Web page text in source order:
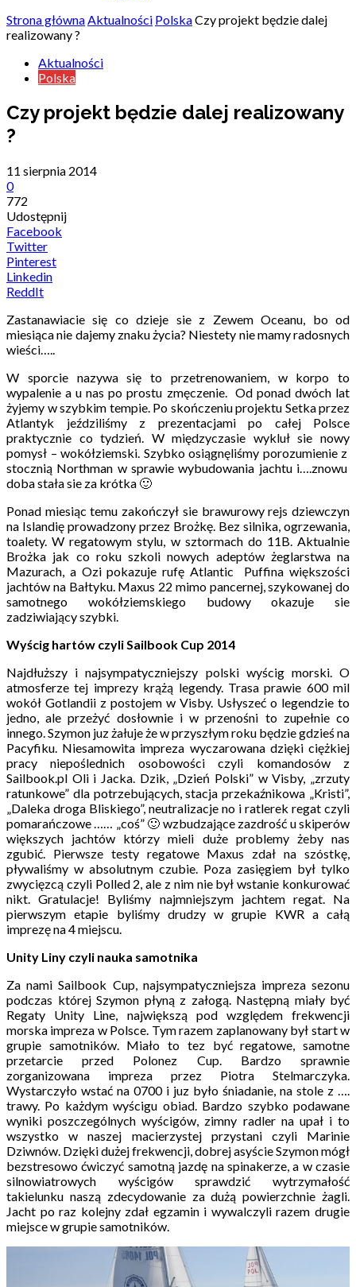
Strona głównaAktualności PolskaCzy projekt będzie dalej
realizowany ?
Aktualności
Polska
Czy projekt będzie dalej realizowany
?
11 sierpnia 2014
0
772
Udostępnij
Facebook
Twitter
Pinterest
Linkedin
ReddIt
Zastanawiacie się co dzieje sie z Zewem Oceanu, bo od
miesiąca nie dajemy znaku życia? Niestety nie mamy radosnych
wieści…..
W sporcie nazywa się to przetrenowaniem, w korpo to
wypalenie a u nas po prostu zmęczenie. Od ponad dwóch lat
żyjemy w szybkim tempie. Po skończeniu projektu Setka przez
Atlantyk jeździliśmy z prezentacjami po całej Polsce
praktycznie co tydzień. W międzyczasie wykluł sie nowy
pomysł – wokółziemski. Szybko osiągnęliśmy porozumienie z
stocznią Northman w sprawie wybudowania jachtu i….znowu
doba stała sie za krótka 🙂
Ponad miesiąc temu zakończył sie brawurowy rejs dziewczyn
na Islandię prowadzony przez Brożkę. Bez silnika, ogrzewania,
toalety. W regatowym stylu, w sztormach do 11B. Aktualnie
Brożka jak co roku szkoli nowych adeptów żeglarstwa na
Mazurach, a Ozi pokazuje rufę Atlantic Puffina większości
jachtów na Bałtyku. Maxus 22 mimo pancernej, szykowanej do
samotnego wokółziemskiego budowy okazuje sie
zadziwiający szybki.
Wyścig hartów czyli Sailbook Cup 2014
Najdłuższy i najsympatyczniejszy polski wyścig morski. O
atmosferze tej imprezy krążą legendy. Trasa prawie 600 mil
wokół Gotlandii z postojem w Visby. Usłyszeć o legendzie to
jedno, ale przeżyć dosłownie i w przenośni to zupełnie co
innego. Szymon juz żałuje że w przyszłym roku będzie gdzieś na
Pacyfiku. Niesamowita impreza wyczarowana dzięki ciężkiej
pracy niepoślednich osobowości czyli komandosów z
Sailbook.pl Oli i Jacka. Dzik, „Dzień Polski” w Visby, „zrzuty
ratunkowe” dla potrzebujących, stacja przekaźnikowa „Kristi”,
„Daleka droga Bliskiego”, neutralizacje no i ratlerek regat czyli
pomarańczowe …… „coś” 🙂 wzbudzające zazdrość u skiperów
większych jachtów którzy mieli duże problemy żeby nas
zgubić. Pierwsze testy regatowe Maxus zdał na szóstkę,
pływaliśmy w absolutnym czubie. Poza zasięgiem był tylko
zwycięzcą czyli Polled 2, ale z nim nie był wstanie konkurować
nikt. Gratulacje! Byliśmy najmniejszym jachtem regat. Na
pierwszym etapie byliśmy drudzy w grupie KWR a całą
imprezę na 4 miejscu.
Unity Liny czyli nauka samotnika
Za nami Sailbook Cup, najsympatyczniejsza impreza sezonu
podczas której Szymon płyną z załogą. Następną miały być
Regaty Unity Line, największą pod względem frekwencji
morska impreza w Polsce. Tym razem zaplanowany był start w
grupie samotników. Miało to tez być regatowe, samotne
przetarcie przed Polonez Cup. Bardzo sprawnie
zorganizowana impreza przez Piotra Stelmarczyka.
Wystarczyło wstać na 0700 i juz było śniadanie, na stole z ….
trawy. Po każdym wyścigu obiad. Bardzo szybko podawane
wyniki poszczególnych wyścigów, zimny radler na upał i to
wszystko w naszej macierzystej przystani czyli Marinie
Dziwnów. Dzięki dużej frekwencji, dobrej asyście Szymon mógł
bezstresowo ćwiczyć samotną jazdę na spinakerze, a w czasie
silnowiatrowych wyścigów sprawdzić wytrzymałość
takielunku naszą zdecydowanie za dużą powierzchnie żagli.
Jacht po raz kolejny zdał egzamin i wywalczyli razem drugie
miejsce w grupie samotników.